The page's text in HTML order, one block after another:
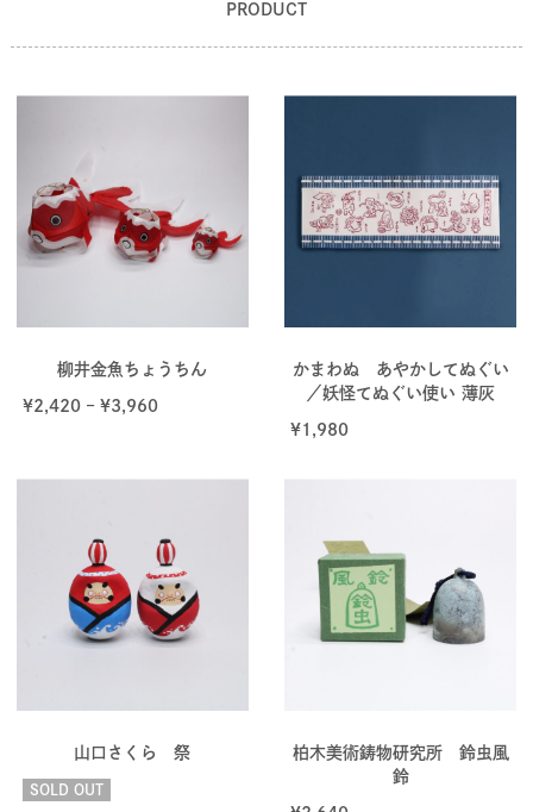
PRODUCT
柳井金魚ちょうちん
¥2,420– ¥3,960
かまわぬ あやかしてぬぐい
／妖怪てぬぐい使い 薄灰
¥1,980
山口さくら 祭
SOLD OUT
柏木美術鋳物研究所 鈴虫風
鈴